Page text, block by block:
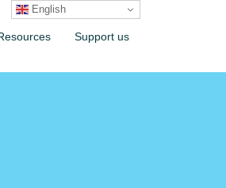
Support us
English